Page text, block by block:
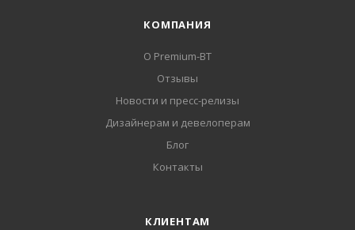
КОМПАНИЯ
О Premium-BT
Отзывы
Новости и пресс-релизы
Дизайнерам и девелоперам
Блог
Контакты
КЛИЕНТАМ